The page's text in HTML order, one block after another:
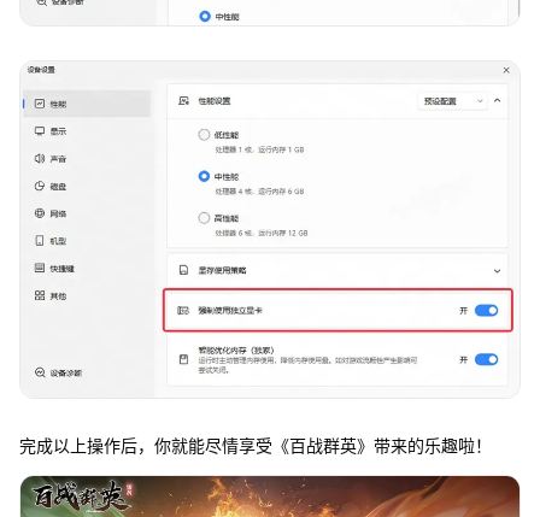
完成以上操作后，你就能尽情享受《百战群英》带来的乐趣啦！